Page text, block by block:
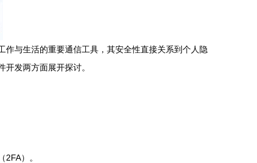
作与生活的重要通信工具，其安全性直接关系到个人隐
发两方面展开探讨。
）。